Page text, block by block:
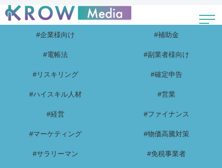
#企業様向け #補助金
#電帳法 #副業者様向け
#リスキリング #確定申告
#ハイスキル人材 #営業
#経営 #ファイナンス
#マーケティング #物価高騰対策
#サラリーマン #免税事業者